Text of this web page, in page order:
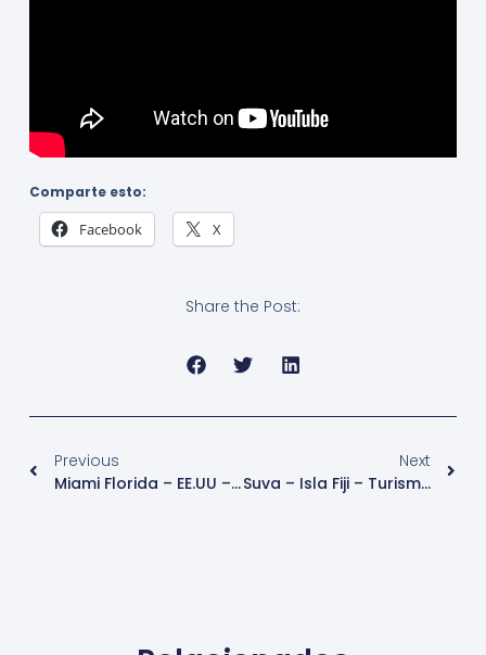
Comparte esto:
Facebook X
Share the Post:
Previous
Miami Florida – EE.UU – Turismo
Next
Suva – Isla Fiji – Turismo